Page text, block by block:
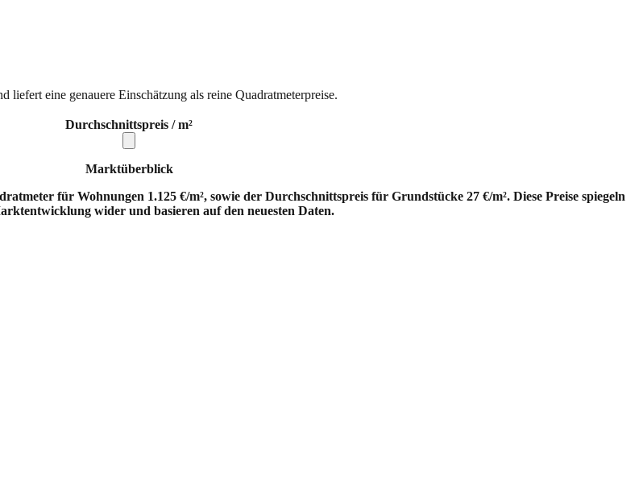
eine genauere Einschätzung als reine Quadratmeterpreise.
Durchschnittspreis / m²
Marktüberblick
für Wohnungen 1.125 €/m², sowie der Durchschnittspreis für Grundstücke 27 €/m². Diese Preise spiegeln
wider und basieren auf den neuesten Daten.